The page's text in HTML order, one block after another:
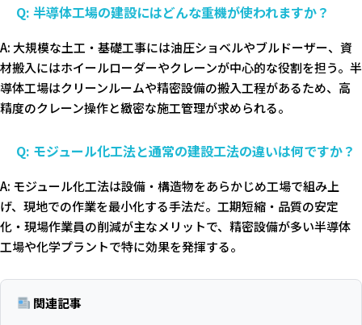
Q: 半導体工場の建設にはどんな重機が使われますか？
A: 大規模な土工・基礎工事には油圧ショベルやブルドーザー、資
材搬入にはホイールローダーやクレーンが中心的な役割を担う。半
導体工場はクリーンルームや精密設備の搬入工程があるため、高
精度のクレーン操作と緻密な施工管理が求められる。
Q: モジュール化工法と通常の建設工法の違いは何ですか？
A: モジュール化工法は設備・構造物をあらかじめ工場で組み上
げ、現地での作業を最小化する手法だ。工期短縮・品質の安定
化・現場作業員の削減が主なメリットで、精密設備が多い半導体
工場や化学プラントで特に効果を発揮する。
関連記事